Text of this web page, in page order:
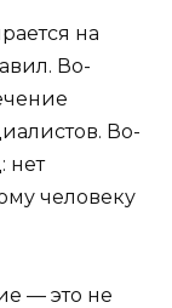
на
Во-
Во-
нет
человеку
— это не